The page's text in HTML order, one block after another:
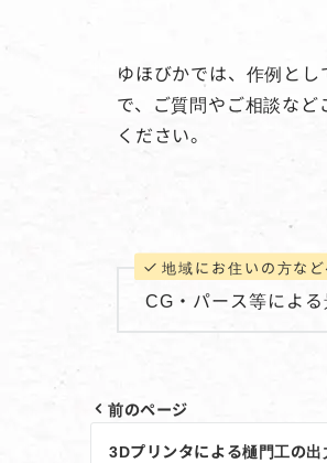
ゆほびかでは、作例と
で、ご質問やご相談な
ください。
地域にお住いの方な
CG・パース等によ
投
前のページ
3Dプリンタによる樋門工の出